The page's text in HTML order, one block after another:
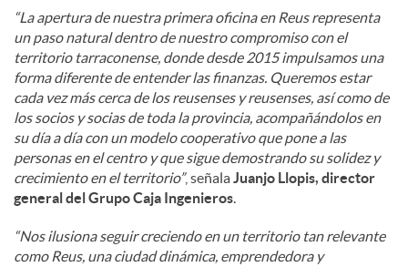
“La apertura de nuestra primera oficina en Reus representa
un paso natural dentro de nuestro compromiso con el
territorio tarraconense, donde desde 2015 impulsamos una
forma diferente de entender las finanzas. Queremos estar
cada vez más cerca de los reusenses y reusenses, así como de
los socios y socias de toda la provincia, acompañándolos en
su día a día con un modelo cooperativo que pone a las
personas en el centro y que sigue demostrando su solidez y
crecimiento en el territorio”, señalaJuanjo Llopis, director
general del Grupo Caja Ingenieros.
“Nos ilusiona seguir creciendo en un territorio tan relevante
como Reus, una ciudad dinámica, emprendedora y